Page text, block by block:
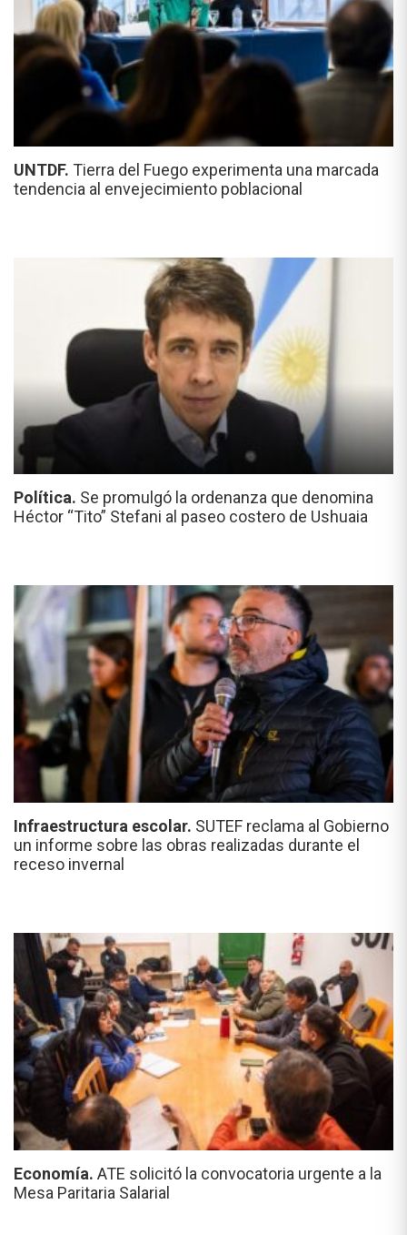
UNTDF. Tierra del Fuego experimenta una marcada
tendencia al envejecimiento poblacional
Política. Se promulgó la ordenanza que denomina
Héctor “Tito” Stefani al paseo costero de Ushuaia
Infraestructura escolar. SUTEF reclama al Gobierno
un informe sobre las obras realizadas durante el
receso invernal
Economía. ATE solicitó la convocatoria urgente a la
Mesa Paritaria Salarial